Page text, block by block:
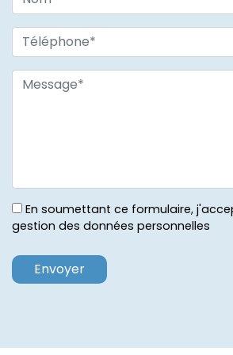
En soumettant ce formulaire,
gestion des données personnelles